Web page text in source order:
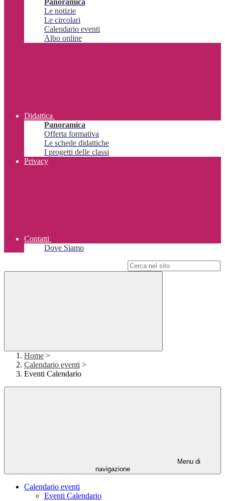
Panoramica
Le notizie
Le circolari
Calendario eventi
Albo online
Didattica
Panoramica
Offerta formativa
Le schede didattiche
I progetti delle classi
Privacy
Contatti
Dove Siamo
Home >
Calendario eventi >
Eventi Calendario
Menu di
navigazione
Calendario eventi
Eventi Calendario